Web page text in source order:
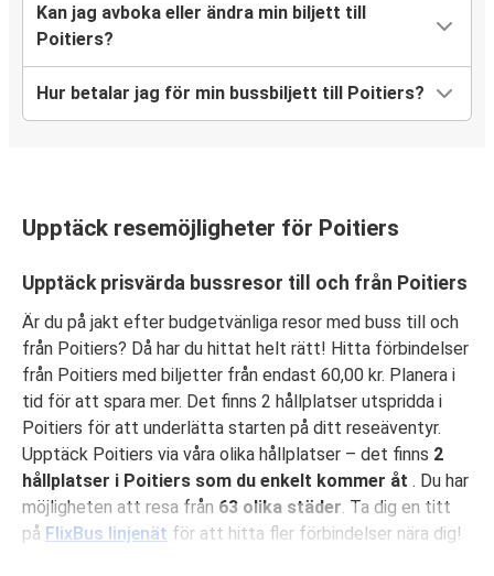
Kan jag avboka eller ändra min biljett till
Poitiers?
Hur betalar jag för min bussbiljett till Poitiers?
Upptäck resemöjligheter för Poitiers
Upptäck prisvärda bussresor till och från Poitiers
Är du på jakt efter budgetvänliga resor med buss till och
från Poitiers? Då har du hittat helt rätt! Hitta förbindelser
från Poitiers med biljetter från endast 60,00 kr. Planera i
tid för att spara mer. Det finns 2 hållplatser utspridda i
Poitiers för att underlätta starten på ditt reseäventyr.
Upptäck Poitiers via våra olika hållplatser – det finns 2
hållplatser i Poitiers som du enkelt kommer åt . Du har
möjligheten att resa från 63 olika städer . Ta dig en titt
på FlixBus linjenät för att hitta fler förbindelser nära dig!